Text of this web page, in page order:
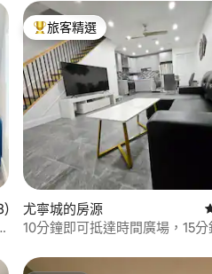
價中獲得 4.84 的平均評分（滿分 5
旅客精選榜首
旅客精選
尤寧城的房源
10分鐘即可抵達時間廣場，15分